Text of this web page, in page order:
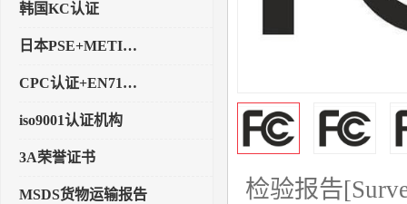
韩国KC认证
日本PSE+METI备案
CPC认证+EN71玩具认证
iso9001认证机构
3A荣誉证书
MSDS货物运输报告
检验报告